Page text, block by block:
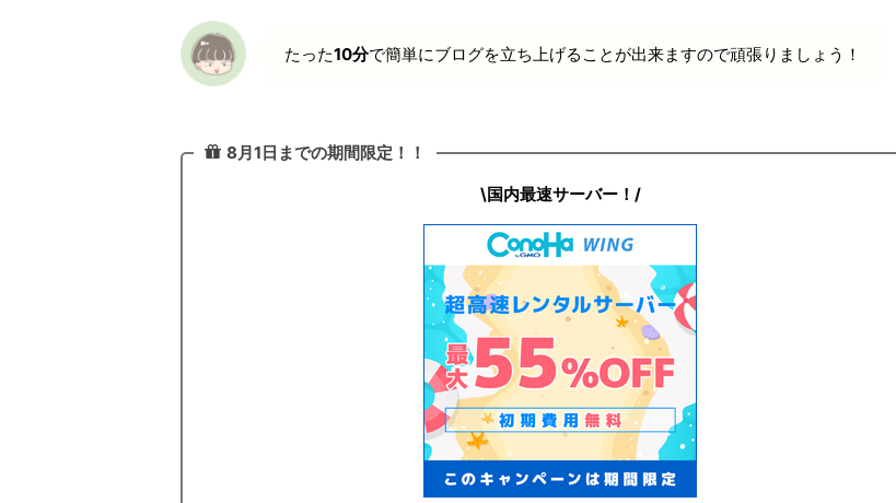
たった10分で簡単にブログを立ち上げることが出来ますので頑張りましょう！
8月1日までの期間限定！！
\国内最速サーバー！/